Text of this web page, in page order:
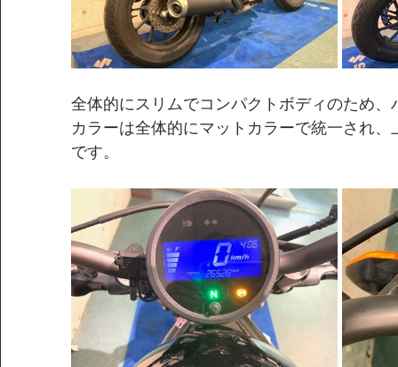
全体的にスリムでコンパクトボディのため、
カラーは全体的にマットカラーで統一され
です。